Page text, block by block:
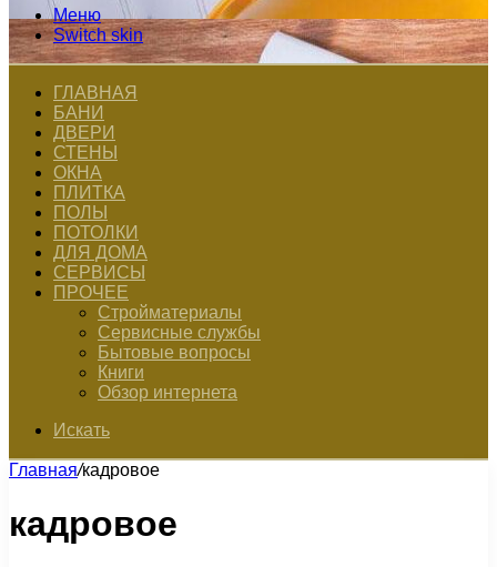
Меню
Switch skin
ГЛАВНАЯ
БАНИ
ДВЕРИ
СТЕНЫ
ОКНА
ПЛИТКА
ПОЛЫ
ПОТОЛКИ
ДЛЯ ДОМА
СЕРВИСЫ
ПРОЧЕЕ
Стройматериалы
Сервисные службы
Бытовые вопросы
Книги
Обзор интернета
Искать
Главная/кадровое
кадровое